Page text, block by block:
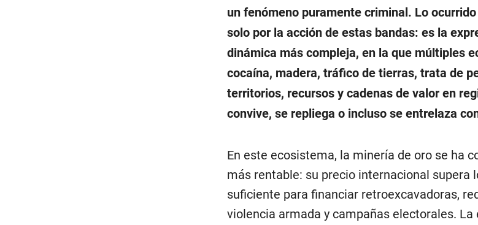
un fenómeno puramente criminal. Lo
solo por la acción de estas bandas: es la
dinámica más compleja, en la que múltiples
cocaína, madera, tráfico de tierras, trata de
territorios, recursos y cadenas de valor en
convive, se repliega o incluso se entrelaza
En este ecosistema, la minería de oro se ha
más rentable: su precio internacional supera
suficiente para financiar retroexcavadoras,
violencia armada y campañas electorales. La